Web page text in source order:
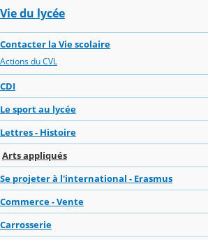
Vie du lycée
Contacter la Vie scolaire
Actions du CVL
CDI
Le sport au lycée
Lettres - Histoire
Arts appliqués
Se projeter à l'international - Erasmus
Commerce - Vente
Carrosserie